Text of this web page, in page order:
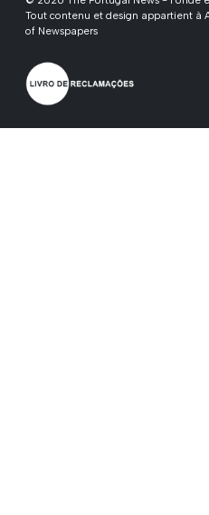
Tout contenu et design appartient à
of Newspapers